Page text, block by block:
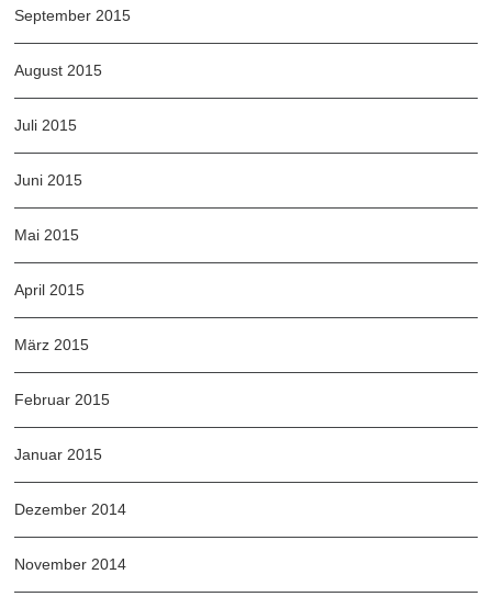
September 2015
August 2015
Juli 2015
Juni 2015
Mai 2015
April 2015
März 2015
Februar 2015
Januar 2015
Dezember 2014
November 2014